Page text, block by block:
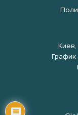
Киев,
График